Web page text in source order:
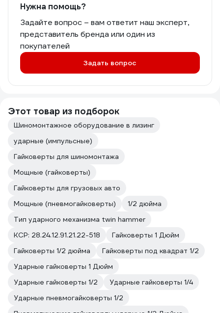
Нужна помощь?
Задайте вопрос – вам ответит наш эксперт,
представитель бренда или один из
покупателей
Задать вопрос
Этот товар из подборок
Шиномонтажное оборудование в лизинг
ударные (импульсные)
Гайковерты для шиномонтажа
Мощные (гайковерты)
Гайковерты для грузовых авто
Мощные (пневмогайковерты)
1/2 дюйма
Тип ударного механизма twin hammer
КСР: 28.24.12.91.21.22-518
Гайковерты 1 Дюйм
Гайковерты 1/2 дюйма
Гайковерты под квадрат 1/2
Ударные гайковерты 1 Дюйм
Ударные гайковерты 1/2
Ударные гайковерты 1/4
Ударные пневмогайковерты 1/2